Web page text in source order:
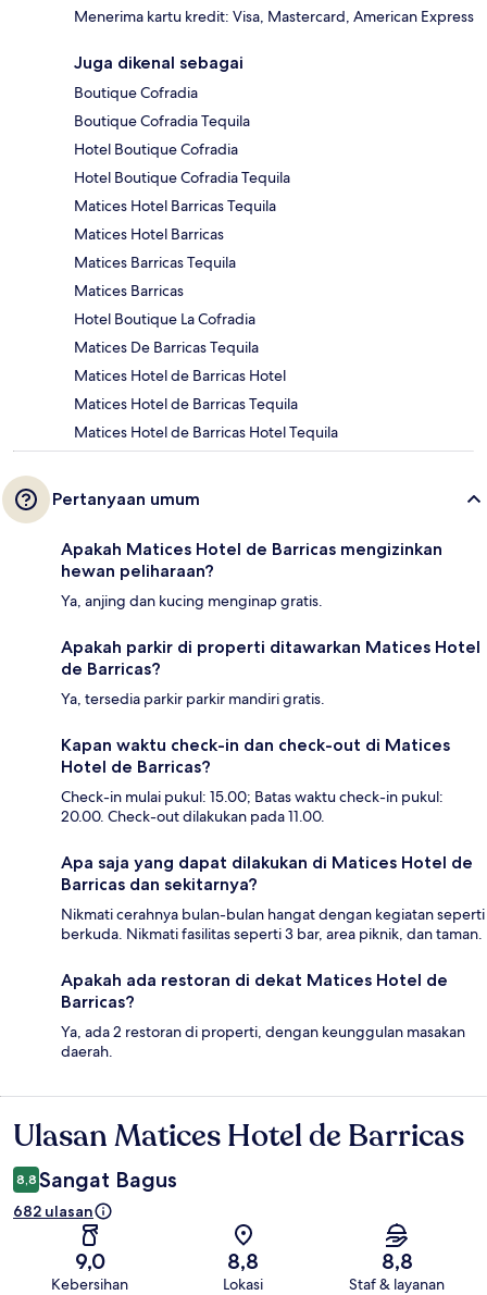
Menerima kartu kredit: Visa, Mastercard, American Express
Juga dikenal sebagai
Boutique Cofradia
Boutique Cofradia Tequila
Hotel Boutique Cofradia
Hotel Boutique Cofradia Tequila
Matices Hotel Barricas Tequila
Matices Hotel Barricas
Matices Barricas Tequila
Matices Barricas
Hotel Boutique La Cofradia
Matices De Barricas Tequila
Matices Hotel de Barricas Hotel
Matices Hotel de Barricas Tequila
Matices Hotel de Barricas Hotel Tequila
Pertanyaan umum
Apakah Matices Hotel de Barricas mengizinkan
hewan peliharaan?
Ya, anjing dan kucing menginap gratis.
Apakah parkir di properti ditawarkan Matices Hotel
de Barricas?
Ya, tersedia parkir parkir mandiri gratis.
Kapan waktu check-in dan check-out di Matices
Hotel de Barricas?
Check-in mulai pukul: 15.00; Batas waktu check-in pukul:
20.00. Check-out dilakukan pada 11.00.
Apa saja yang dapat dilakukan di Matices Hotel de
Barricas dan sekitarnya?
Nikmati cerahnya bulan-bulan hangat dengan kegiatan seperti
berkuda. Nikmati fasilitas seperti 3 bar, area piknik, dan taman.
Apakah ada restoran di dekat Matices Hotel de
Barricas?
Ya, ada 2 restoran di properti, dengan keunggulan masakan
daerah.
Ulasan
Ulasan Matices Hotel de Barricas
8,8 Sangat Bagus
682 ulasan
9,0
Kebersihan
8,8
Lokasi
8,8
Staf & layanan